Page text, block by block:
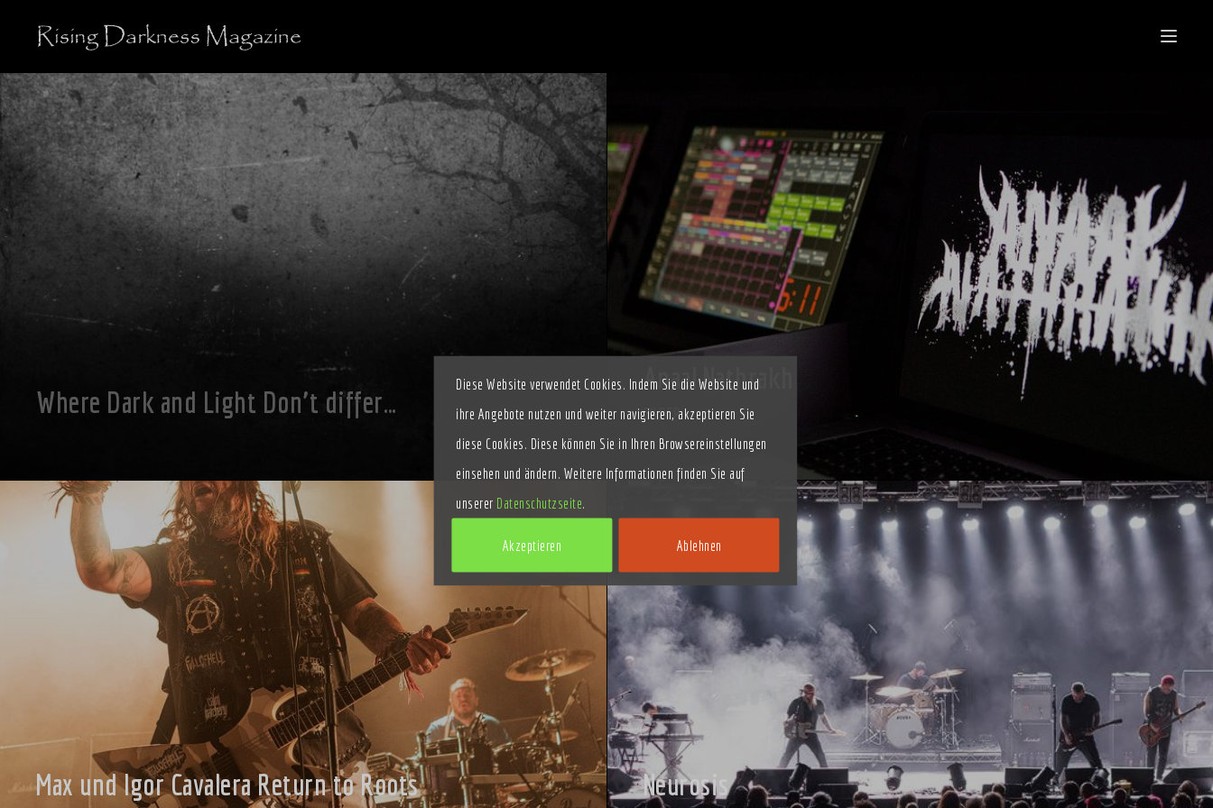
Where Dark and Light Don’t differ…
Max und Igor Cavalera Return to Roots
Anaal Nathrakh
BILDER
Neurosis
Diese Website verwendet Cookies. Indem Sie die Website und
ihre Angebote nutzen und weiter navigieren, akzeptieren Sie
diese Cookies. Diese können Sie in Ihren Browsereinstellungen
einsehen und ändern. Weitere Informationen finden Sie auf
unserer Datenschutzseite
Akzeptieren Ablehnen